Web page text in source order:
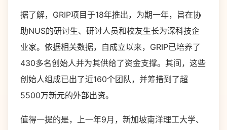
据了解，GRIP项目于18年推出，为期一年，旨在协
助NUS的研讨生、研讨人员和校友生长为深科技企
业家。依据相关数据，自成立以来，GRIP已培养了
430多名创始人并为其供给了资金支撑。其间，这些
创始人组成已出了近160个团队，并筹措到了超
5500万新元的外部出资。
值得一提的是，上一年9月，新加坡南洋理工大学、